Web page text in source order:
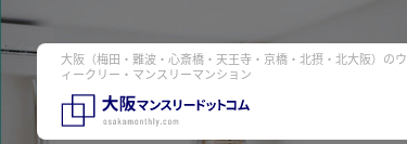
大阪（梅田・難波・心斎橋・天王寺・京橋・北摂・北大阪）のウ
ィークリー・マンスリーマンション